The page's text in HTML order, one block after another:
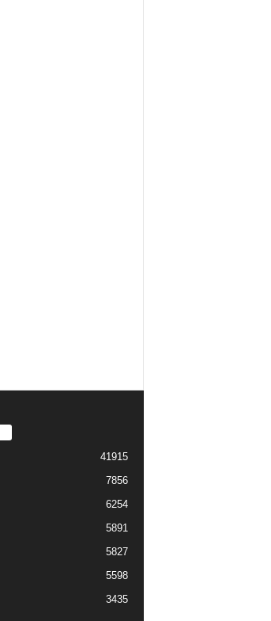
41915
7856
6254
5891
5827
5598
3435